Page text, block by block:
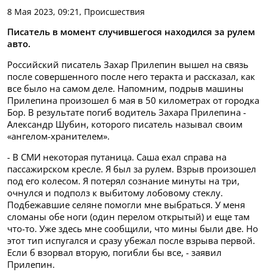
8 Мая 2023, 09:21, Происшествия
Писатель в момент случившегося находился за рулем
авто.
Российский писатель Захар Прилепин вышел на связь
после совершенного после него теракта и рассказал, как
все было на самом деле. Напомним, подрыв машины
Прилепина произошел 6 мая в 50 километрах от городка
Бор. В результате погиб водитель Захара Прилепина -
Александр Шубин, которого писатель называл своим
«ангелом-хранителем».
- В СМИ некоторая путаница. Саша ехал справа на
пассажирском кресле. Я был за рулем. Взрыв произошел
под его колесом. Я потерял сознание минуты на три,
очнулся и подполз к выбитому лобовому стеклу.
Подбежавшие селяне помогли мне выбраться. У меня
сломаны обе ноги (один перелом открытый) и еще там
что-то. Уже здесь мне сообщили, что мины были две. Но
этот тип испугался и сразу убежал после взрыва первой.
Если б взорвал вторую, погибли бы все, - заявил
Прилепин.